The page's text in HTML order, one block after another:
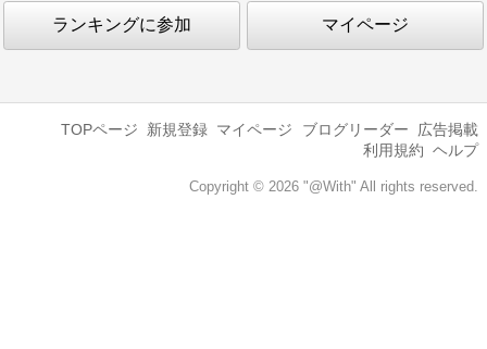
ランキングに参加 マイページ
TOPページ 新規登録 マイページ ブログリーダー
広告掲載
利用規約 ヘルプ
Copyright © 2026 "@With" All rights reserved.